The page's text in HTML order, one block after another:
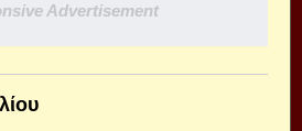
Advertisement